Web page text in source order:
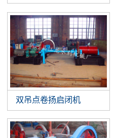
双吊点卷扬启闭机